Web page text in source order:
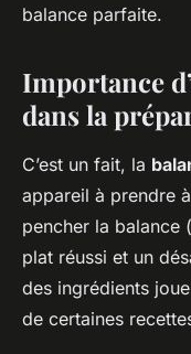
balance parfaite.
Importance
dans la
C’est un fait, la
appareil à prendre
pencher la balance
plat réussi et un
des ingrédients
de certaines